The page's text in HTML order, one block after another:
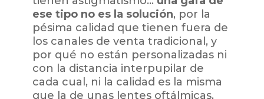
ese tipo no es la solución, por la
pésima calidad que tienen fuera de
los canales de venta tradicional, y
por qué no están personalizadas ni
con la distancia interpupilar de
cada cual, ni la calidad es la misma
que la de unas lentes oftálmicas,